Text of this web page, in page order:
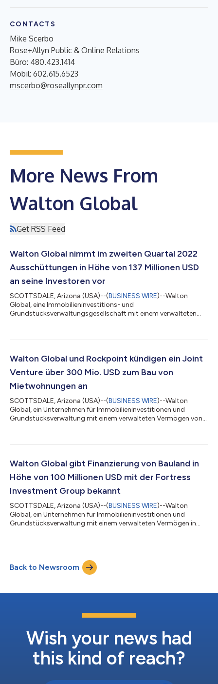
CONTACTS
Mike Scerbo
Rose+Allyn Public & Online Relations
Büro: 480.423.1414
Mobil: 602.615.6523
mscerbo@roseallynpr.com
More News From
Walton Global
Get RSS Feed
Walton Global nimmt im zweiten Quartal 2022
Ausschüttungen in Höhe von 137 Millionen USD
an seine Investoren vor
SCOTTSDALE, Arizona (USA)--(BUSINESS WIRE)--Walton
Global, eine Immobilieninvestitions- und
Grundstücksverwaltungsgesellschaft mit einem verwalteten
mehr als 137 Millionen USD belaufen werden, was auf starke
ganz Nordamerika zurückzuführen ist. Insgesamt wurden
bereits 130 Millionen USD an Investoren ausgeschüttet, wob...
Walton Global und Rockpoint kündigen ein Joint
Venture über 300 Mio. USD zum Bau von
Mietwohnungen an
SCOTTSDALE, Arizona (USA)--(BUSINESS WIRE)--Walton
Global, ein Unternehmen für Immobilieninvestitionen und
Grundstücksverwaltung mit einem verwalteten Vermögen von
Immobilien mit Sitz in Boston, bekannt gegeben, um die
Vereinigten Staaten zu decken. Rockpoint plant, bis zu
300 Millionen USD an Eigenkapital in den B...
Walton Global gibt Finanzierung von Bauland in
Höhe von 100 Millionen USD mit der Fortress
Investment Group bekannt
SCOTTSDALE, Arizona (USA)--(BUSINESS WIRE)--Walton
Global, ein Unternehmen für Immobilieninvestitionen und
Grundstücksverwaltung mit einem verwalteten Vermögen in
Group LLC verwalteten Fonds bereitgestellt wurde. Die Mittel
werden in Waltons Geschäftsbereich Baulandfinanzierung
(Builder Land Financing, BLF) fließen...
Back to Newsroom
Wish your news had
this kind of reach?